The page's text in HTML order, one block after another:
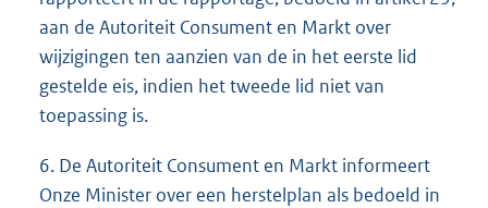
aan de Autoriteit Consument en Markt over
wijzigingen ten aanzien van de in het eerste lid
gestelde eis, indien het tweede lid niet van
toepassing is.
6. De Autoriteit Consument en Markt informeert
Onze Minister over een herstelplan als bedoeld in